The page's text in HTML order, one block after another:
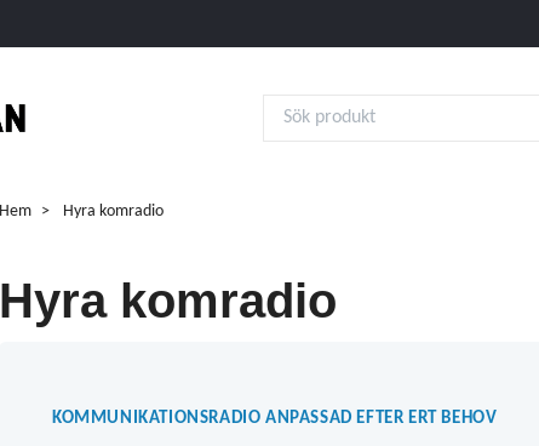
Hem Hyra komradio
Hyra komradio
KOMMUNIKATIONSRADIO ANPASSAD EFTER ERT BEHOV